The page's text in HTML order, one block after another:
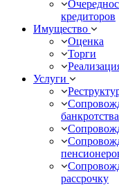
кредиторов
Имущество
Оценка
Торги
Услуги
рассрочку